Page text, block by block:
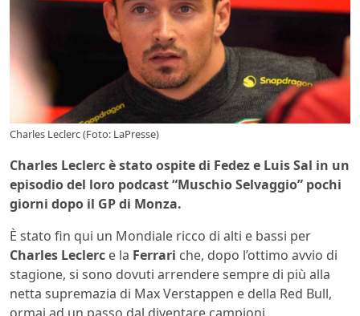
Charles Leclerc (Foto: LaPresse)
Charles Leclerc è stato ospite di Fedez e Luis Sal in un
episodio del loro podcast “Muschio Selvaggio” pochi
giorni dopo il GP di Monza.
È stato fin qui un Mondiale ricco di alti e bassi per
Charles Leclerc e la Ferrari che, dopo l’ottimo avvio di
stagione, si sono dovuti arrendere sempre di più alla
netta supremazia di Max Verstappen e della Red Bull,